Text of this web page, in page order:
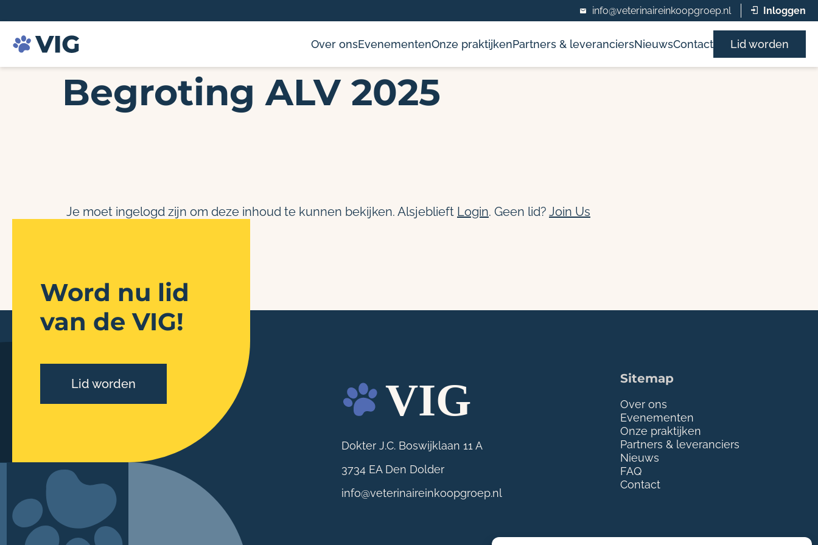
info@veterinaireinkoopgroep.nl Inloggen
Over onsEvenementenOnze praktijkenPartners & leveranciersNieuwsContact Lid worden
Begroting ALV 2025
Je moet ingelogd zijn om deze inhoud te kunnen bekijken. Alsjeblieft Login. Geen lid? Join Us
Word nu lid
van de VIG!
Lid worden
Dokter J.C. Boswijklaan 11 A
3734 EA Den Dolder
info@veterinaireinkoopgroep.nl
Sitemap
Over ons
Evenementen
Onze praktijken
Partners & leveranciers
Nieuws
FAQ
Contact